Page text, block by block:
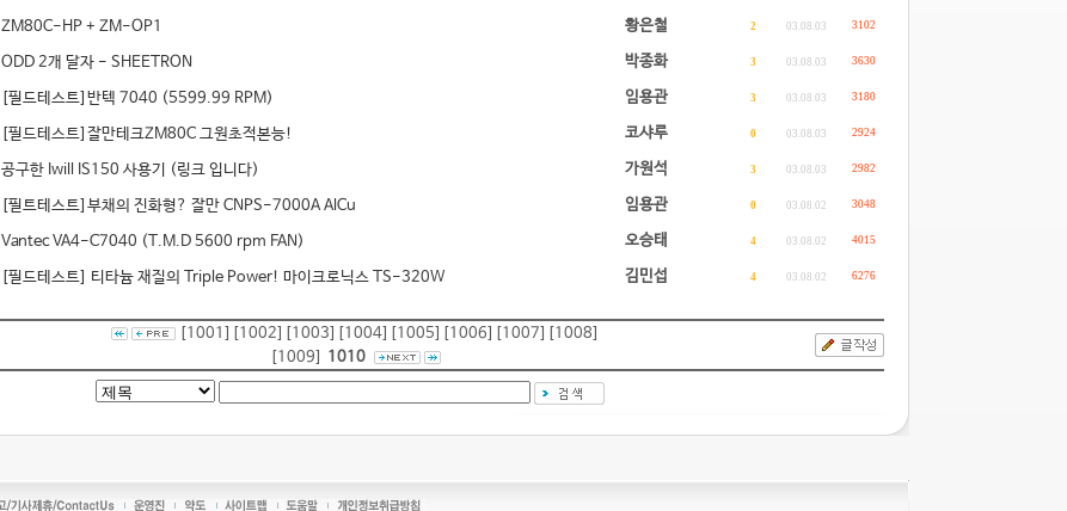
ZM80C-HP + ZM-OP1 황은철 2 03.08.03 3102
ODD 2개 달자 - SHEETRON 박종화 3 03.08.03 3630
[필드테스트]반텍 7040 (5599.99 RPM) 임용관 3 03.08.03 3180
[필드테스트]잘만테크ZM80C 그원초적본능! 코샤루 0 03.08.03 2924
공구한 Iwill IS150 사용기 (링크 입니다) 가원석 3 03.08.03 2982
[필트테스트]부채의 진화형? 잘만 CNPS-7000A AlCu 임용관 0 03.08.02 3048
Vantec VA4-C7040 (T.M.D 5600 rpm FAN) 오승태 4 03.08.02 4015
[필드테스트] 티타늄 재질의 Triple Power! 마이크로닉스 TS-320W 김민섭 4 03.08.02 6276
[1001] [1002] [1003] [1004] [1005] [1006] [1007]
[1008]
[1009]
1010